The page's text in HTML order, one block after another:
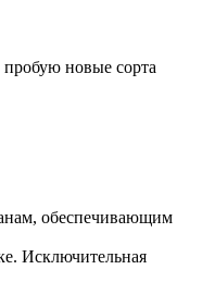
новые сорта
обеспечивающим
Исключительная